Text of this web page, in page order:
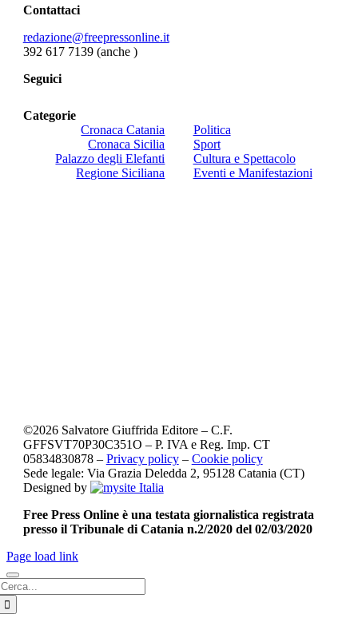
Contattaci
redazione@freepressonline.it
392 617 7139 (anche )
Seguici
Categorie
Cronaca Catania
Cronaca Sicilia
Palazzo degli Elefanti
Regione Siciliana
Politica
Sport
Cultura e Spettacolo
Eventi e Manifestazioni
©2026Salvatore Giuffrida Editore – C.F.
GFFSVT70P30C351O – P. IVA e Reg. Imp. CT
05834830878 – Privacy policy– Cookie policy
Sede legale: Via Grazia Deledda 2, 95128 Catania (CT)
Designed by
Free Press Online è una testata giornalistica registrata
presso il Tribunale di Catania n.2/2020 del 02/03/2020
Page load link